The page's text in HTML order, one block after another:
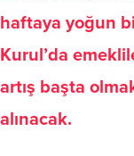
haftaya yoğun
Kurul’da
artış başta
alınacak.